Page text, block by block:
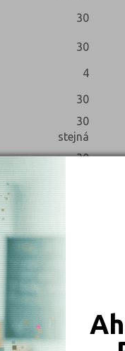
30
30
4
30
30
stejná
30